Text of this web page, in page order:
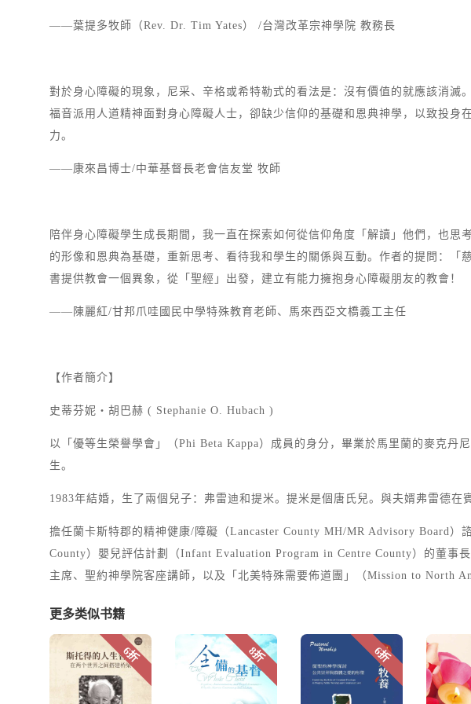
——葉提多牧師（Rev. Dr. Tim Yates） /台灣改革宗神學院 教務長
對於身心障礙的現象，尼采、辛格或希特勒式的看法是：沒有價值的就應該消滅
福音派用人道精神面對身心障礙人士，卻缺少信仰的基礎和恩典神學，以致投
力。
——康來昌博士/中華基督長老會信友堂 牧師
陪伴身心障礙學生成長期間，我一直在探索如何從信仰角度「解讀」他們，也
的形像和恩典為基礎，重新思考、看待我和學生的關係與互動。作者的提問：
書提供教會一個異象，從「聖經」出發，建立有能力擁抱身心障礙朋友的教會！
——陳麗紅/甘邦爪哇國民中學特殊教育老師、馬來西亞文橋義工主任
【作者簡介】
史蒂芬妮‧胡巴赫 ( Stephanie O. Hubach )
以「優等生榮譽學會」（Phi Beta Kappa）成員的身分，畢業於馬里蘭的麥克
生。
1983年結婚，生了兩個兒子：弗雷迪和提米。提米是個唐氏兒。與夫婿弗雷德
擔任蘭卡斯特郡的精神健康/障礙（Lancaster County MH/MR Advisory Board
County）嬰兒評估計劃（Infant Evaluation Program in Centre County）的董事
主席、聖約神學院客座講師，以及「北美特殊需要佈道團」（Mission to North
更多类似书籍